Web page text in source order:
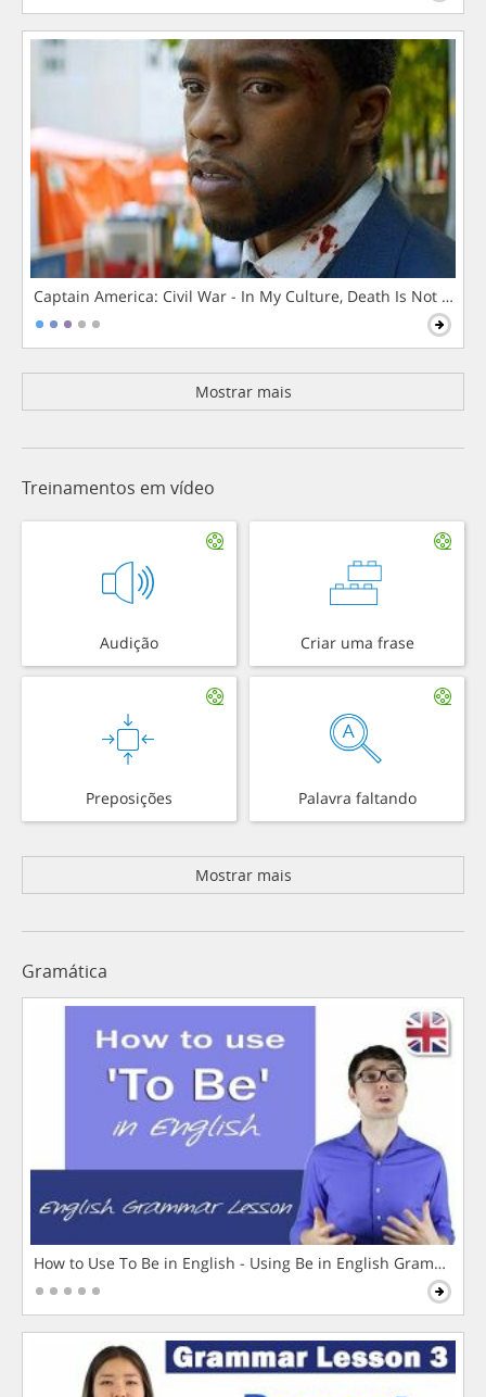
Captain America: Civil War - In My Culture, Death Is Not The
Mostrar mais
Treinamentos em vídeo
Audição Criar uma frase
Preposições Palavra faltando
Mostrar mais
Gramática
How to Use To Be in English - Using Be in English Grammar